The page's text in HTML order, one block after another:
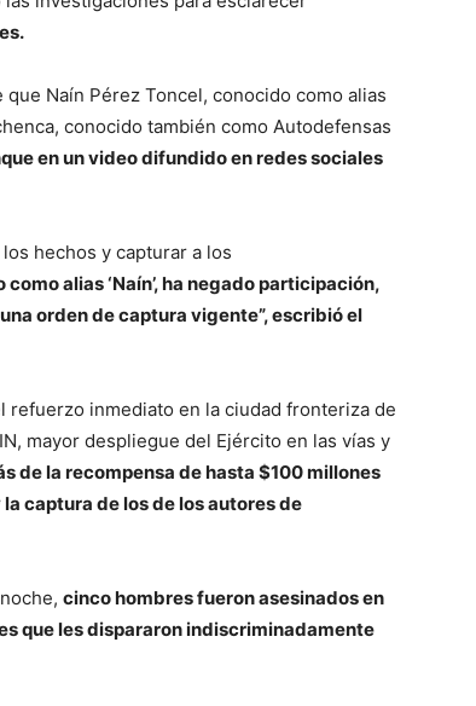
Naín Pérez Toncel, conocido como alias
conocido también como Autodefensas
en un video difundido en redes sociales
hechos y capturar a los
alias ‘Naín’, ha negado participación,
orden de captura vigente”, escribió el
refuerzo inmediato en la ciudad fronteriza de
mayor despliegue del Ejército en las vías y
de la recompensa de hasta $100 millones
captura de los de los autores de
cinco hombres fueron asesinados en
que les dispararon indiscriminadamente